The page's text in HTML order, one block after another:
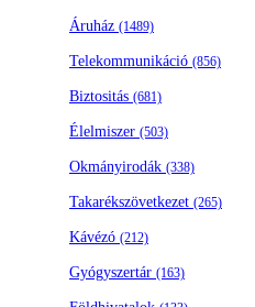
Áruház (1489)
Telekommunikáció (856)
Biztositás (681)
Élelmiszer (503)
Okmányirodák (338)
Takarékszövetkezet (265)
Kávézó (212)
Gyógyszertár (163)